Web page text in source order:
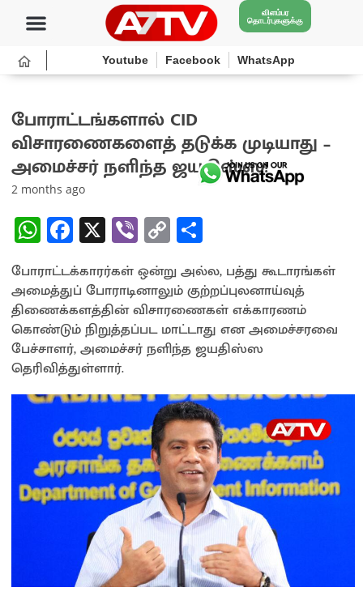
விளம்பர
தொடர்புகளுக்கு
Youtube Facebook WhatsApp
போராட்டங்களால் CID
விசாரணைகளைத் தடுக்க முடியாது –
அமைச்சர் நளிந்த ஜயதிஸ்ஸ!
2 months ago
W
h
at
sA
p
p
Fa
ce
b
o
o
k
X Vi
b
er
C
o
py
Li
n
k
ar
e
போராட்டக்காரர்கள் ஒன்று அல்ல, பத்து கூடாரங்கள்
அமைத்துப் போராடினாலும் குற்றப்புலனாய்வுத்
திணைக்களத்தின் விசாரணைகள் எக்காரணம்
கொண்டும் நிறுத்தப்பட மாட்டாது என அமைச்சரவை
பேச்சாளர், அமைச்சர் நளிந்த ஜயதிஸ்ஸ
தெரிவித்துள்ளார்.